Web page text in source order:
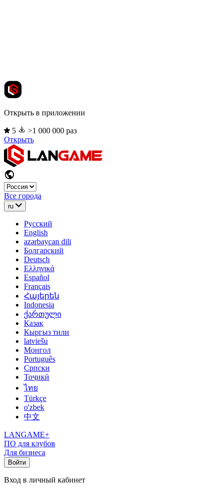
Открыть в приложении
5
>1 000 000 раз
Открыть
Все города
ru
Русский
English
azərbaycan dili
Болгарский
Deutsch
Ελληνικά
Español
Français
Հայերեն
Indonesia
ქართული
Қазақ
Кыргыз тили
latviešu
Монгол
Português
Српски
Тоҷикӣ
ไทย
Türkçe
o'zbek
中文
LANGAME+
ПО для клубов
Для бизнеса
Войти
Вход в личный кабинет